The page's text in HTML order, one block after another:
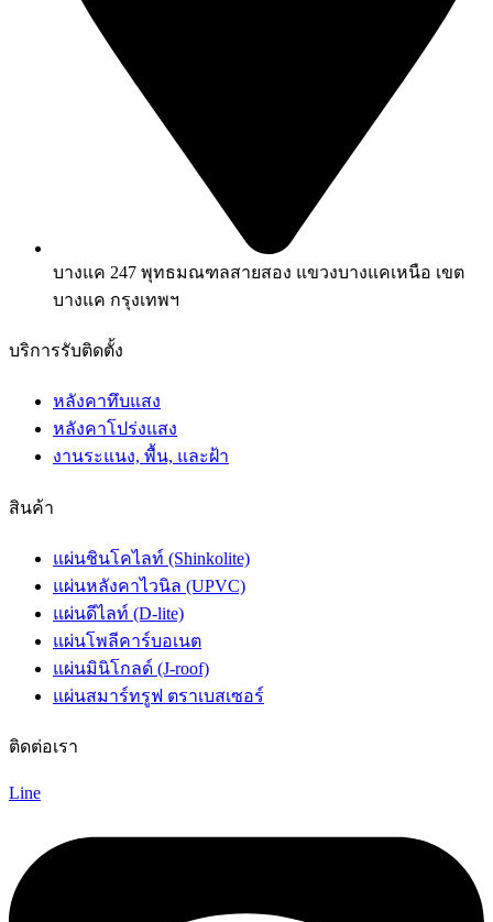
บางแค 247 พุทธมณฑลสายสอง แขวงบางแคเหนือ เขต
บางแค กรุงเทพฯ
บริการรับติดตั้ง
หลังคาทึบแสง
หลังคาโปร่งแสง
งานระแนง, พื้น, และฝ้า
สินค้า
แผ่นชินโคไลท์ (Shinkolite)
แผ่นหลังคาไวนิล (UPVC)
แผ่นดีไลท์ (D-lite)
แผ่นโพลีคาร์บอเนต
แผ่นมินิโกลด์ (J-roof)
แผ่นสมาร์ทรูฟ ตราเบสเซอร์
ติดต่อเรา
Line